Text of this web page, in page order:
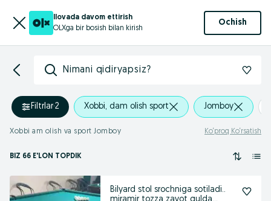
Ilovada davom ettirish
OLXga bir bosish bilan kirish
Ochish
Nimani qidiryapsiz?
Filtrlar·2 Xobbi, dam olish sport Jomboy
Xobbi am olish va sport Jomboy Ko‘proq Ko‘rsatish
BIZ 66 E'LON TOPDIK
Bilyard stol srochniga sotiladi..